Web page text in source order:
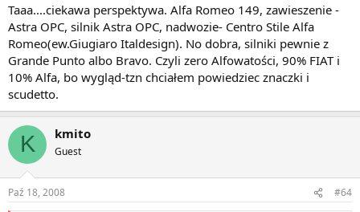
Taaa....ciekawa perspektywa. Alfa Romeo 149, zawieszenie -
Astra OPC, silnik Astra OPC, nadwozie- Centro Stile Alfa
Romeo(ew.Giugiaro Italdesign). No dobra, silniki pewnie z
Grande Punto albo Bravo. Czyli zero Alfowatości, 90% FIAT i
10% Alfa, bo wygląd-tzn chciałem powiedziec znaczki i
scudetto.
K kmito
Guest
Paź 18, 2008 #64